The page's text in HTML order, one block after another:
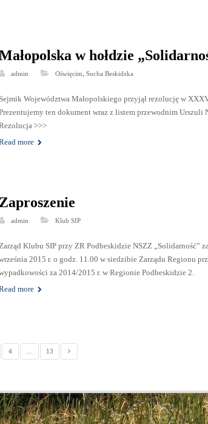
w hołdzie
admin Oświęcim,Sucha Beskidzka
Sejmik Województwa Małopolskiego przyjął rezolucję w
ten dokument wraz z listem przewodnim
>>>
more
Zaproszenie
admin Klub SIP
Klubu SIP przy ZR Podbeskidzie NSZZ „Solidarność”
2015 r. o godz. 11.00 w siedzibie Zarządu Regionu
za 2014/2015 r. w Regionie Podbeskidzie 2.
more
4 13